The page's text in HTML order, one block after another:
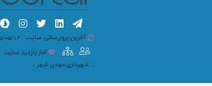
آخرین بروزرسانی سایت : 1405/05/14 08:17
آمار بازدید سایت :
.: شهرداری مهدی شهر :.